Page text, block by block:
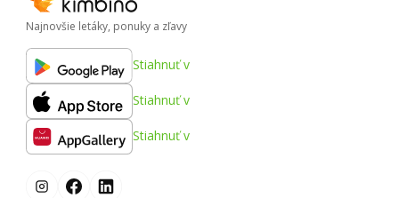
Najnovšie letáky, ponuky a zľavy
Stiahnuť v
Stiahnuť v
Stiahnuť v